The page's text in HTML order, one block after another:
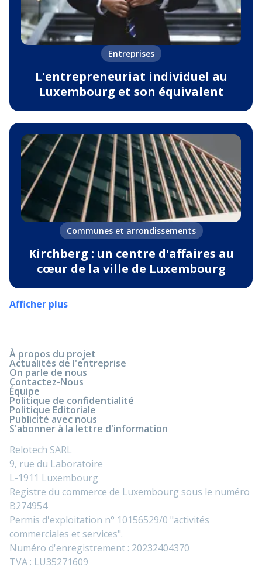
Entreprises
L'entrepreneuriat individuel au
Luxembourg et son équivalent
Communes et arrondissements
Kirchberg : un centre d'affaires au
cœur de la ville de Luxembourg
Afficher plus
À propos du projet
Actualités de l'entreprise
On parle de nous
Contactez-Nous
Équipe
Politique de confidentialité
Politique Editoriale
Publicité avec nous
S'abonner à la lettre d'information
Relotech SARL
9, rue du Laboratoire
L-1911 Luxembourg
Registre du commerce de Luxembourg sous le numéro
B274954
Permis d'exploitation n° 10156529/0 "activités
commerciales et services".
Numéro d'enregistrement : 20232404370
TVA : LU35271609